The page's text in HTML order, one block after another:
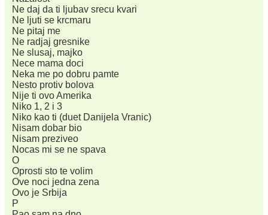
Ne daj da ti ljubav srecu kvari
Ne ljuti se krcmaru
Ne pitaj me
Ne radjaj gresnike
Ne slusaj, majko
Nece mama doci
Neka me po dobru pamte
Nesto protiv bolova
Nije ti ovo Amerika
Niko 1, 2 i 3
Niko kao ti (duet Danijela Vranic)
Nisam dobar bio
Nisam preziveo
Nocas mi se ne spava
O
Oprosti sto te volim
Ove noci jedna zena
Ovo je Srbija
P